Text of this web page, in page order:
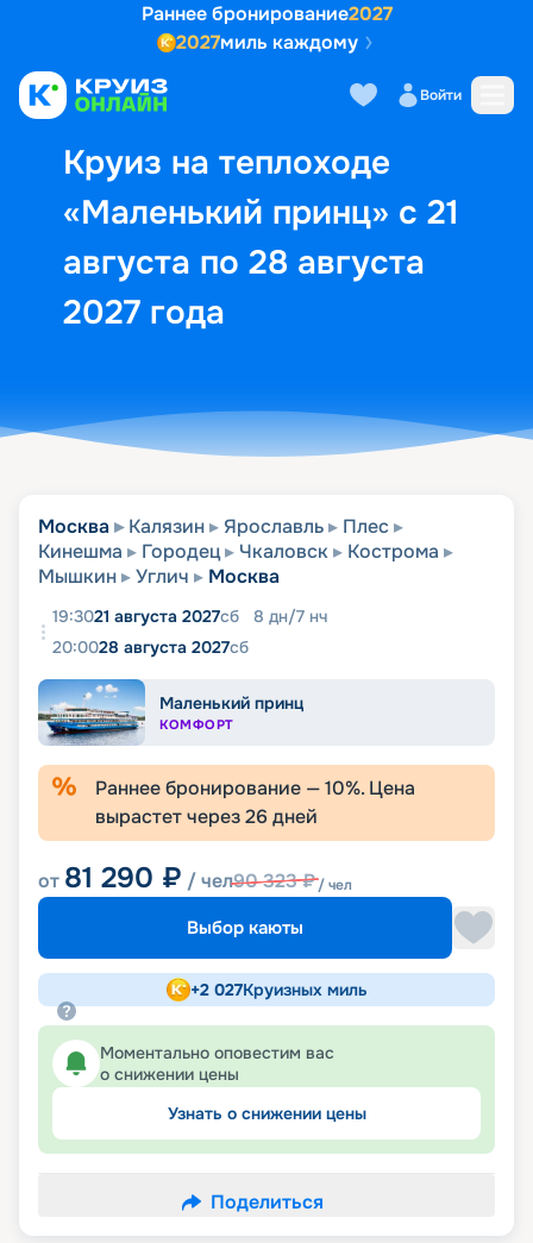
Раннее бронирование2027
2027миль каждому
Войти
Круиз на теплоходе
«Маленький принц» с 21
августа по 28 августа
2027 года
Выбор кают Маршрут и
Москва Калязин Ярославль
Плес
Кинешма
Городец Чкаловск
Кострома
Мышкин
Углич Москва
19:3021 августа 2027сб 8 дн/7 нч
20:0028 августа 2027сб
Маленький принц
КОМФОРТ
Раннее бронирование —10%. Цена
вырастет через26дней
от 81 290 ₽ / чел90 323₽/ чел
Выбор каюты
+2 027Круизных миль
Моментально оповестим вас
о снижении цены
Узнать о снижении цены
Поделиться